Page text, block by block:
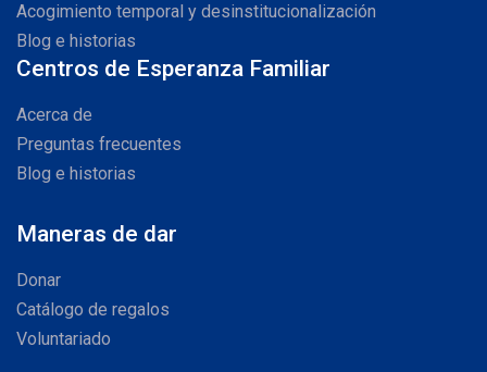
Acogimiento temporal y desinstitucionalización
Blog e historias
Centros de Esperanza Familiar
Acerca de
Preguntas frecuentes
Blog e historias
Maneras de dar
Donar
Catálogo de regalos
Voluntariado